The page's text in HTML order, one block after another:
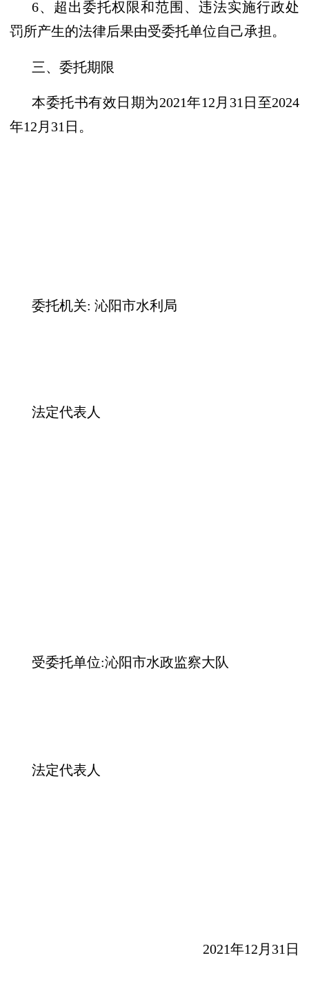
6、超出委托权限和范围、违法实施行政处
罚所产生的法律后果由受委托单位自己承担。
三、委托期限
本委托书有效日期为2021年12月 31 日至2024
年12月 31 日。
委托机关: 沁阳市水利局
法定代表人
受委托单位:沁阳市水政监察大队
法定代表人
2021年12月31日